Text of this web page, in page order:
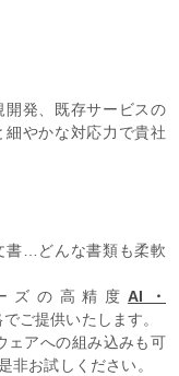
開発、既存サービスの
やかな対応力で貴社
書…どんな書類も柔軟
ズの高精度 AI・
ご提供いたします。
ェアへの組み込みも可
非お試しください。